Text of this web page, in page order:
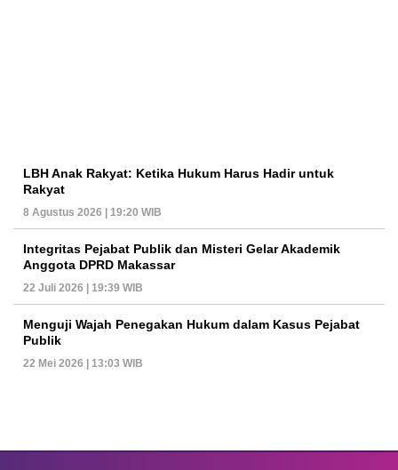
LBH Anak Rakyat: Ketika Hukum Harus Hadir untuk
Rakyat
8 Agustus 2026 | 19:20 WIB
Integritas Pejabat Publik dan Misteri Gelar Akademik
Anggota DPRD Makassar
22 Juli 2026 | 19:39 WIB
Menguji Wajah Penegakan Hukum dalam Kasus Pejabat
Publik
22 Mei 2026 | 13:03 WIB